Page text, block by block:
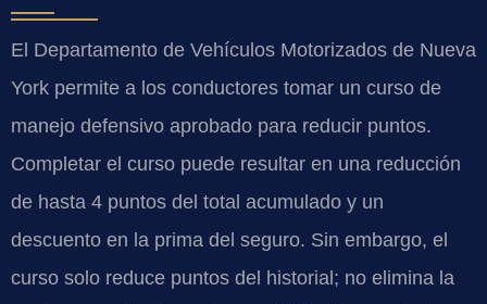
El Departamento de Vehículos Motorizados de Nueva
York permite a los conductores tomar un curso de
manejo defensivo aprobado para reducir puntos.
Completar el curso puede resultar en una reducción
de hasta 4 puntos del total acumulado y un
descuento en la prima del seguro. Sin embargo, el
curso solo reduce puntos del historial; no elimina la